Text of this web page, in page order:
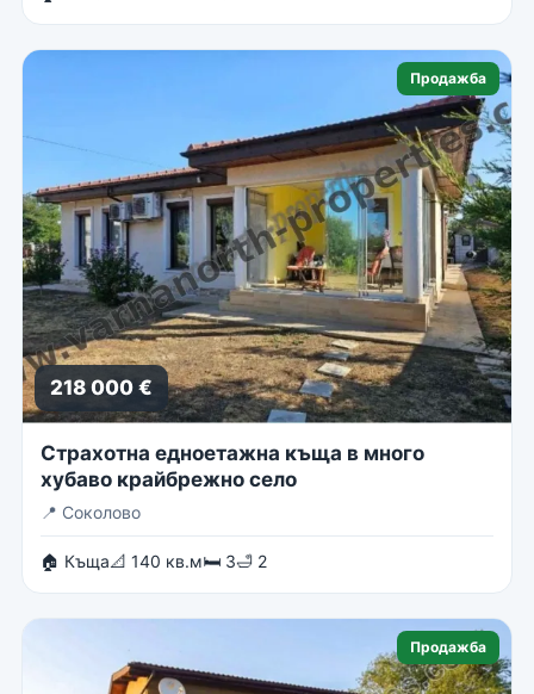
Продажба
218 000 €
Страхотна едноетажна къща в много
хубаво крайбрежно село
📍 Соколово
🏠 Къща📐 140 кв.м🛏 3🛁 2
Продажба